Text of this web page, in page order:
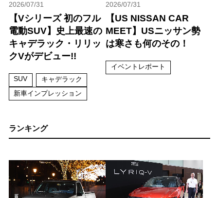
2026/07/31
【Vシリーズ 初のフル
電動SUV】史上最速の
キャデラック・リリッ
クVがデビュー!!
SUV
キャデラック
新車インプレッション
2026/07/31
【US NISSAN CAR
MEET】USニッサン勢
は寒さも何のその！
イベントレポート
ランキング